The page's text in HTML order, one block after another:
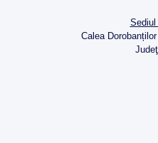
Sediul
Calea